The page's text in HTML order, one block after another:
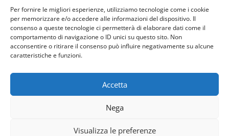
Per fornire le migliori esperienze, utilizziamo tecnologie come i cookie
per memorizzare e/o accedere alle informazioni del dispositivo. Il
consenso a queste tecnologie ci permetterà di elaborare dati come il
comportamento di navigazione o ID unici su questo sito. Non
acconsentire o ritirare il consenso può influire negativamente su alcune
caratteristiche e funzioni.
Accetta
Nega
Visualizza le preferenze
Advice Authors Consulting
Health
Individual
Project Consulting Psychology
News Letter
Usiamo i cookie per fornirti la miglior esperienza d'uso e
navigazione sul nostro sito web.
usiamo sul sito o disabilitarli nelleimpostazioni